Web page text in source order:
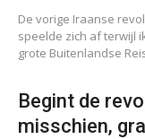
De vorige Iraanse
speelde zich af terwijl
grote Buitenlandse
Begint de
misschien,